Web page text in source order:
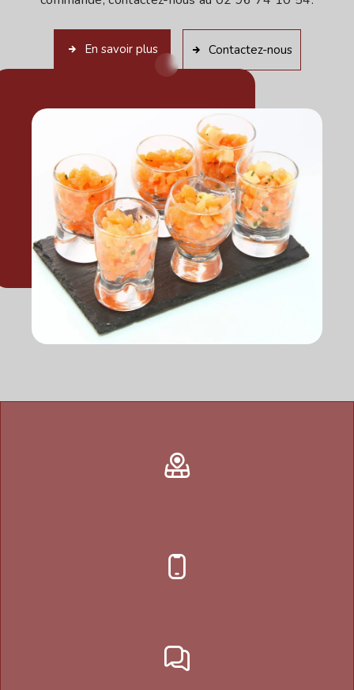
En savoir plus Contactez-nous